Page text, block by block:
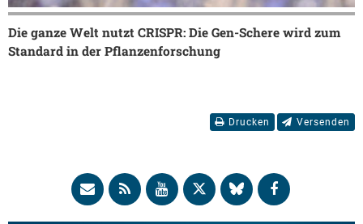
Die ganze Welt nutzt CRISPR: Die Gen-Schere wird zum
Standard in der Pflanzenforschung
Drucken Versenden